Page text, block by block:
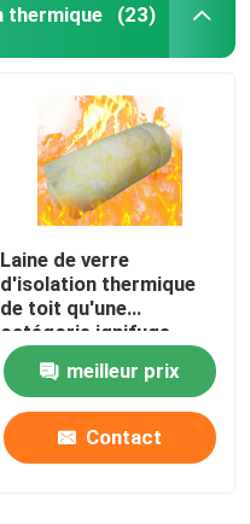
thermique (23)
Laine de verre
d'isolation thermique
de toit qu'une
catégorie ignifuge
ignifugent
meilleur prix
Contact